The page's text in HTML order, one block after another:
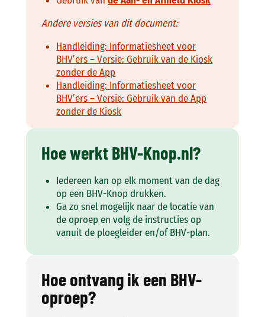
Andere versies van dit document:
Handleiding: Informatiesheet voor
BHV’ers – Versie: Gebruik van de Kiosk
zonder de App
Handleiding: Informatiesheet voor
BHV’ers – Versie: Gebruik van de App
zonder de Kiosk
Hoe werkt BHV-Knop.nl?
Iedereen kan op elk moment van de dag
op een BHV-Knop drukken.
Ga zo snel mogelijk naar de locatie van
de oproep en volg de instructies op
vanuit de ploegleider en/of BHV-plan.
Hoe ontvang ik een BHV-
oproep?